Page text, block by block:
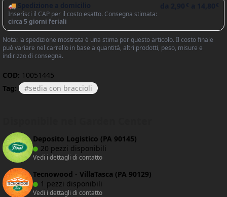
🚚 Spedizione a domicilio
Inserisci il CAP per il costo esatto. Consegna stimata:
circa 5 giorni feriali
Nota: la spedizione mostrata è una stima per questo articolo. Il costo finale
può variare nel carrello in base a quantità, altri prodotti, peso, misure e
indirizzo di consegna.
COD: 10051445
Tag:
sedia con braccioli
Deposito Logistico (PA 90145)
20 pezzi disponibili
Vedi i dettagli di contatto
Tecnowood - VillaTasca (PA 90129)
1 pezzi disponibili
Vedi i dettagli di contatto